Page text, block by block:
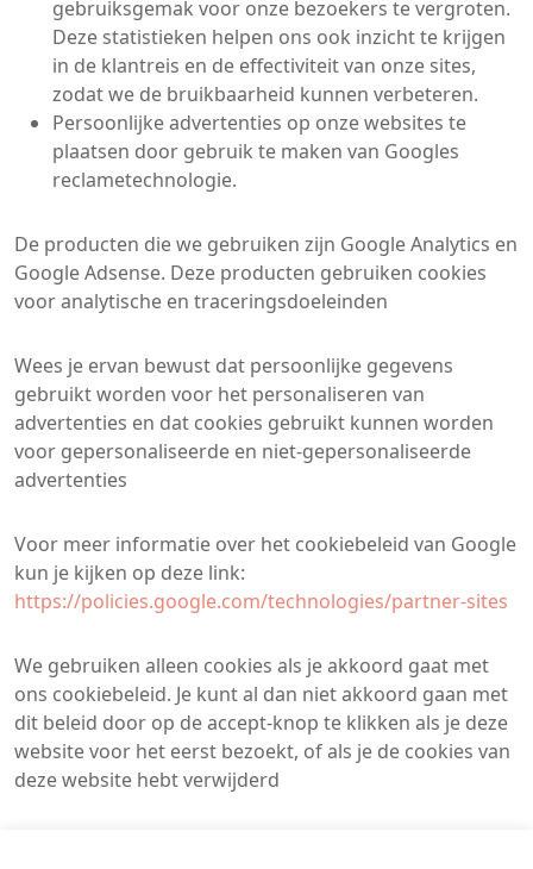
gebruiksgemak voor onze bezoekers te vergroten.
Deze statistieken helpen ons ook inzicht te krijgen
in de klantreis en de effectiviteit van onze sites,
zodat we de bruikbaarheid kunnen verbeteren.
Persoonlijke advertenties op onze websites te
plaatsen door gebruik te maken van Googles
reclametechnologie.
De producten die we gebruiken zijn Google Analytics en
Google Adsense. Deze producten gebruiken cookies
voor analytische en traceringsdoeleinden
Wees je ervan bewust dat persoonlijke gegevens
gebruikt worden voor het personaliseren van
advertenties en dat cookies gebruikt kunnen worden
voor gepersonaliseerde en niet-gepersonaliseerde
advertenties
Voor meer informatie over het cookiebeleid van Google
kun je kijken op deze link:
https://policies.google.com/technologies/partner-sites
We gebruiken alleen cookies als je akkoord gaat met
ons cookiebeleid. Je kunt al dan niet akkoord gaan met
dit beleid door op de accept-knop te klikken als je deze
website voor het eerst bezoekt, of als je de cookies van
deze website hebt verwijderd